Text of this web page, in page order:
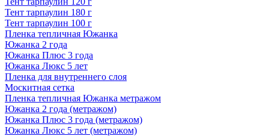
Тент тарпаулин 180 г
Тент тарпаулин 100 г
Пленка тепличная Южанка
Южанка 2 года
Южанка Плюс 3 года
Южанка Люкс 5 лет
Пленка для внутреннего слоя
Москитная сетка
Пленка тепличная Южанка метражом
Южанка 2 года (метражом)
Южанка Плюс 3 года (метражом)
Южанка Люкс 5 лет (метражом)